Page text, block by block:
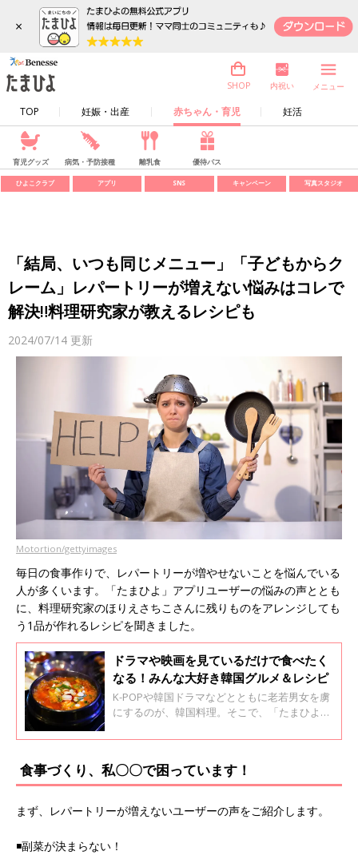
×
TOP 妊娠・出産 赤ちゃん・育児 妊活
SHOP 内祝い メニュー
育児グッズ 病気・予防接種 離乳食 優待パス
ひよこクラブ アプリ SNS キャンペーン 写真スタジオ
「結局、いつも同じメニュー」「子どもからク
レーム」レパートリーが増えない悩みはコレで
解決‼料理研究家が教えるレシピも
2024/07/14 更新
Motortion/gettyimages
毎日の食事作りで、レパートリーが増やせないことを悩んでいる
人が多くいます。「たまひよ」アプリユーザーの悩みの声ととも
に、料理研究家のほりえさちこさんに残りものをアレンジしても
う1品が作れるレシピを聞きました。
ドラマや映画を見ているだけで食べたく
なる！みんな大好き韓国グルメ＆レシピ
K-POPや韓国ドラマなどとともに老若男女を虜
にするのが、韓国料理。そこで、「たまひよ」
研究家のほりえさちこさんに家庭でもできる韓
食事づくり、私〇〇で困っています！
まず、レパートリーが増えないユーザーの声をご紹介します。
◾️副菜が決まらない！